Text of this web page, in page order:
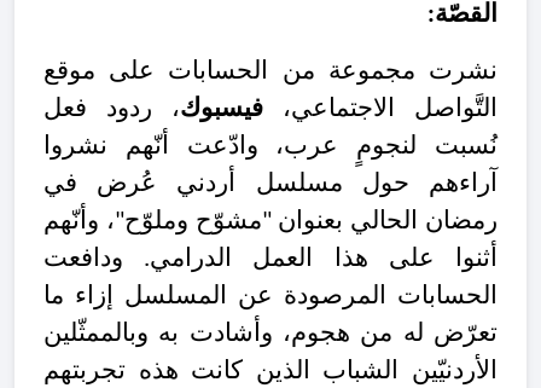
القصّة:
نشرت مجموعة من الحسابات على موقع
التَّواصل الاجتماعي، فيسبوك، ردود فعل
نُسبت لنجومٍ عرب، وادّعت أنّهم نشروا
آراءهم حول مسلسل أردني عُرض في
رمضان الحالي بعنوان "مشوّح وملوّح"، وأنّهم
أثنوا على هذا العمل الدرامي. ودافعت
الحسابات المرصودة عن المسلسل إزاء ما
تعرّض له من هجوم، وأشادت به وبالممثّلين
الأردنيّين الشباب الذين كانت هذه تجربتهم